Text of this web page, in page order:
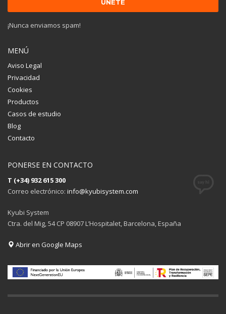
¡Nunca enviamos spam!
MENÚ
Aviso Legal
Privacidad
Cookies
Productos
Casos de estudio
Blog
Contacto
PONERSE EN CONTACTO
T (+34) 932 615 300
Correo electrónico: info@kyubisystem.com
Kyubi System
Ctra. del Mig, 54 CP 08907 L’Hospitalet, Barcelona, España
Abrir en Google Maps